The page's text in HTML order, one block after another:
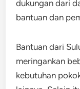
dukungan dari
bantuan dan
Bantuan dari
meringankan
kebutuhan